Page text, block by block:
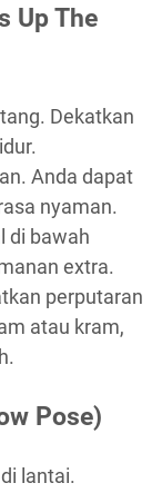
Up The
Dekatkan
Anda dapat
nyaman.
di bawah
extra.
perputaran
atau kram,
Pose)
lantai.